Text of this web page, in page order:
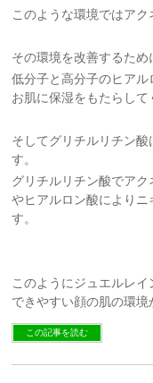
このような環境ではアク
その環境を改善するため
低分子と高分子のヒア
お肌に保湿をもたらして
そしてグリチルリチン
す。
グリチルリチン酸でア
やヒアルロン酸により
す。
このようにジュエルレ
できやすい顔の肌の環境
この記事を読む